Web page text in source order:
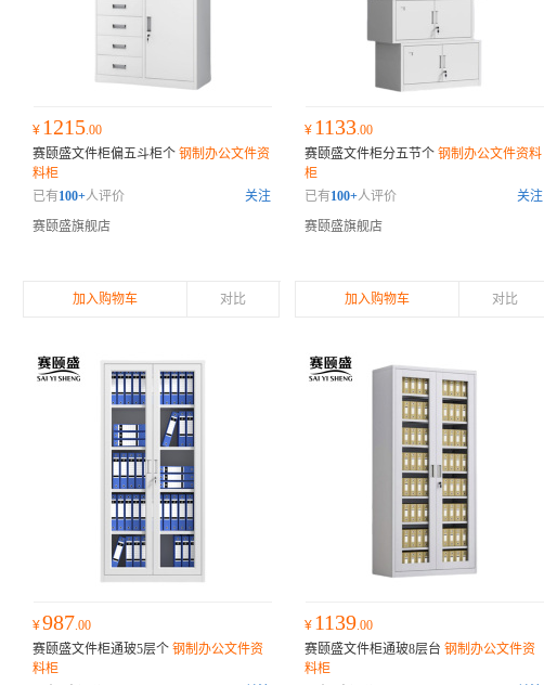
¥ 1215.00
赛颐盛文件柜偏五斗柜个 钢制办公文件资
料柜
已有100+人评价
关注
赛颐盛旗舰店
加入购物车 对比
¥ 1133.00
赛颐盛文件柜分五节个 钢制办公文件资料
柜
已有100+人评价
关注
赛颐盛旗舰店
加入购物车 对比
¥987.00
赛颐盛文件柜通玻5层个 钢制办公文件资
料柜
¥ 1139.00
赛颐盛文件柜通玻8层台 钢制办公文件资
料柜